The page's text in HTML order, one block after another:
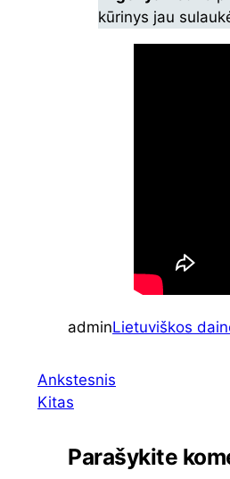
kūrinys jau
adminLietuviškos
Ankstesnis
Kitas
Parašykite